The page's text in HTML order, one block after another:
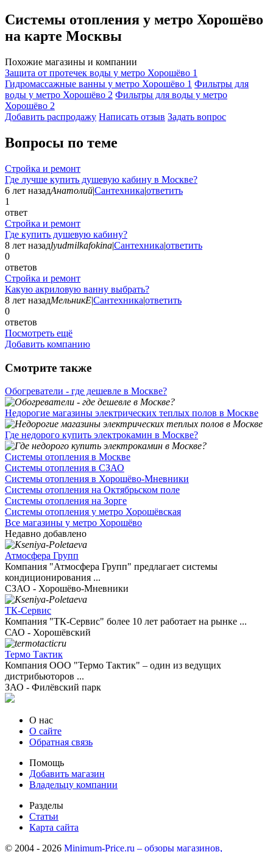
Системы отопления у метро Хорошёво
на карте Москвы
Похожие магазины и компании
Защита от протечек воды у метро Хорошёво 1
Гидромассажные ванны у метро Хорошёво 1 Фильтры для
воды у метро Хорошёво 2 Фильтры для воды у метро
Хорошёво 2
Добавить раcпродажу Написать отзыв Задать вопрос
Вопросы по теме
Стройка и ремонт
Где лучше купить душевую кабину в Москве?
6 лет назадАнатолий|Сантехника|ответить
1
ответ
Стройка и ремонт
Где купить душевую кабину?
8 лет назадlyudmilkafokina|Сантехника|ответить
0
ответов
Стройка и ремонт
Какую акриловую ванну выбрать?
8 лет назадМельникЕ|Сантехника|ответить
0
ответов
Посмотреть ещё
Добавить компанию
Смотрите также
Обогреватели - где дешевле в Москве?
Недорогие магазины электрических теплых полов в Москве
Где недорого купить электрокамин в Москве?
Системы отопления в Москве
Системы отопления в СЗАО
Системы отопления в Хорошёво-Мневники
Системы отопления на Октябрьском поле
Системы отопления на Зорге
Системы отопления у метро Хорошёвская
Все магазины у метро Хорошёво
Недавно добавлено
Атмосфера Групп
Компания "Атмосфера Групп" предлагает системы
кондиционирования ...
СЗАО - Хорошёво-Мневники
ТК-Сервис
Компания "ТК-Сервис" более 10 лет работает на рынке ...
САО - Хорошёвский
Термо Тактик
Компания ООО "Термо Тактик" – один из ведущих
дистрибьюторов ...
ЗАО - Филёвский парк
О нас
О сайте
Обратная связь
Помощь
Добавить магазин
Владельцу компании
Разделы
Статьи
Карта сайта
© 2004 - 2026 Minimum-Price.ru – обзоры магазинов,